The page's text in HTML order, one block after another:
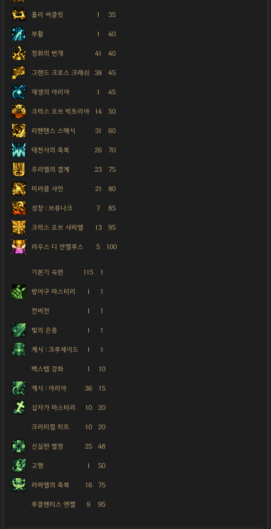
홀리 써클릿 1 35
부활 1 40
정화의 번개 41 40
그랜드 크로스 크래쉬 38 45
재생의 아리아 1 45
크럭스 오브 빅토리아 14 50
리펜텐스 스매시 31 60
대천사의 축복 26 70
우리엘의 결계 23 75
미라클 샤인 21 80
성창 : 브류나크 7 85
크럭스 오브 샤피엘 13 95
라우스 디 안젤루스 5 100
기본기 숙련 115 1
방어구 마스터리 1 1
컨버전 1 1
빛의 은총 1 1
계시 : 크루세이드 1 1
백스텝 강화 1 10
계시 : 아리아 36 15
십자가 마스터리 10 20
크리티컬 히트 10 20
신실한 열정 25 48
고행 1 50
라파엘의 축복 16 75
루클렌티스 엔젤 9 95